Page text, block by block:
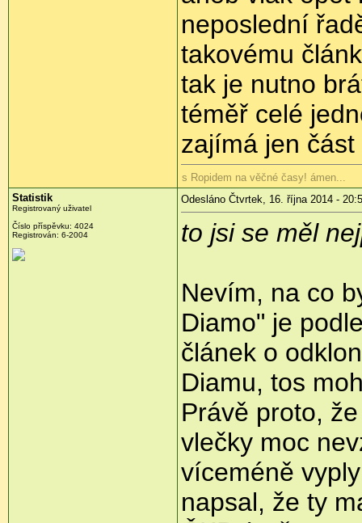
neposlední
takovému
tak je nutno
téměř celé
zajímá jen
s Ropidem na věčné časy! ámen...
Statistik
Registrovaný uživatel
Číslo příspěvku: 4024
Registrován: 6-2004
Odesláno Čtvrtek, 16. října 2014 -
to jsi se měl
Nevím, na co
Diamo" je
článek o
Diamu, tos
Právě proto,
vlečky moc
víceméně
napsal, že ty